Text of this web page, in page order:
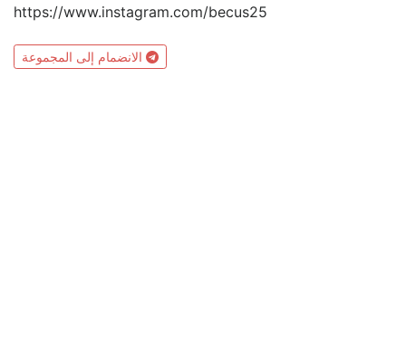
https://www.instagram.com/becus25